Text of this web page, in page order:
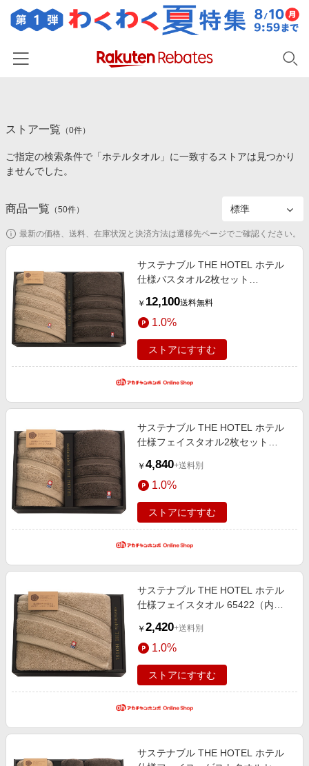
カテゴリー一覧
百貨店・総合ECモール
食品・スイーツ・お酒
コスメ・健康・医薬品
キッズ・ベビー用品
家電・PC・スマホ・カメラ
エンタメ
スポーツ・アウトドア・ゴルフ
旅行・レジャー・ホテル予約
生活・お役立ち
金融・マネー・保険
デジタルコンテンツ
ビジネス・その他サービス
イベント一覧
初回購入者限定特典
対象ストア新規限定特典
電子書籍特集
楽天ペイ導入ストア
楽天サービス特集
旅行特集
お中元特集2026
Apple公式サイト×楽天カード分割払い
Qoo10メガポ
ストア一覧 （0件）
ご指定の検索条件で「ホテルタオル」に一致するストアは見つかり
ませんでした。
商品一覧 （50件）
最新の価格、送料、在庫状況と決済方法は遷移先ページでご確認ください。
サステナブル THE HOTEL ホテル
仕様バスタオル2枚セット
担 内祝い・お返しギフト 生活雑
貨・タオルギフト 今治タオル
￥ 12,100送料無料
1.0%
ストアにすすむ
サステナブル THE HOTEL ホテル
仕様フェイスタオル2枚セット
お返しギフト 生活雑貨・タオルギ
フト 今治タオル
￥ 4,840+送料別
1.0%
ストアにすすむ
サステナブル THE HOTEL ホテル
仕様フェイスタオル 65422（内祝
生活雑貨・タオルギフト 今治タオ
ル
￥ 2,420+送料別
1.0%
ストアにすすむ
サステナブル THE HOTEL ホテル